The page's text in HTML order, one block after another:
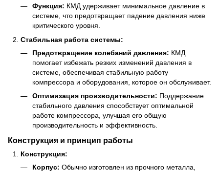
Функция: КМД удерживает минимальное давление в
системе, что предотвращает падение давления ниже
критического уровня.
Стабильная работа системы:
Предотвращение колебаний давления: КМД
помогает избежать резких изменений давления в
системе, обеспечивая стабильную работу
компрессора и оборудования, которое он обслуживает.
Оптимизация производительности: Поддержание
стабильного давления способствует оптимальной
работе компрессора, улучшая его общую
производительность и эффективность.
Конструкция и принцип работы
Конструкция:
Корпус: Обычно изготовлен из прочного металла,